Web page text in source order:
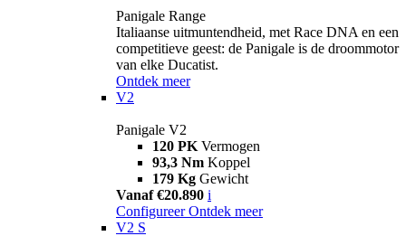
Panigale Range
Italiaanse uitmuntendheid, met Race DNA en een
competitieve geest: de Panigale is de droommotor
van elke Ducatist.
Ontdek meer
V2
Panigale V2
120 PK Vermogen
93,3 Nm Koppel
179 Kg Gewicht
Vanaf €20.890 i
Configureer Ontdek meer
V2 S